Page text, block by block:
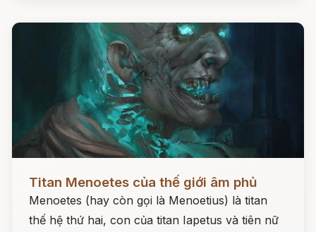
Titan Menoetes của thế giới âm phủ
Menoetes (hay còn gọi là Menoetius) là titan
thế hệ thứ hai, con của titan Iapetus và tiên nữ